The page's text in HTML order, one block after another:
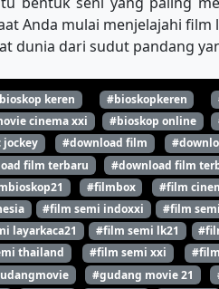
Anda mulai menjelajahi
dunia dari sudut pandang
keren #bioskopkeren
cinema xxi #bioskop online
jockey #download film
film terbaru #download film
#filmbox #film
#film semi indoxxi #film
layarkaca21 #film semi lk21
thailand #film semi xxi
#gudang movie 21